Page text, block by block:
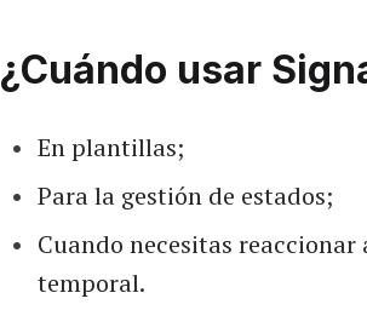
¿Cuándo usar
En plantillas;
Para la gestión de estados;
Cuando necesitas
temporal.